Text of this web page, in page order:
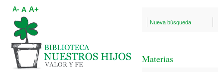
Nueva búsqueda
Materias
A- A A+